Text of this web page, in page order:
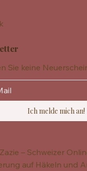
Sie keine
Ich melde mich an!
– Schweizer
auf Häkeln und